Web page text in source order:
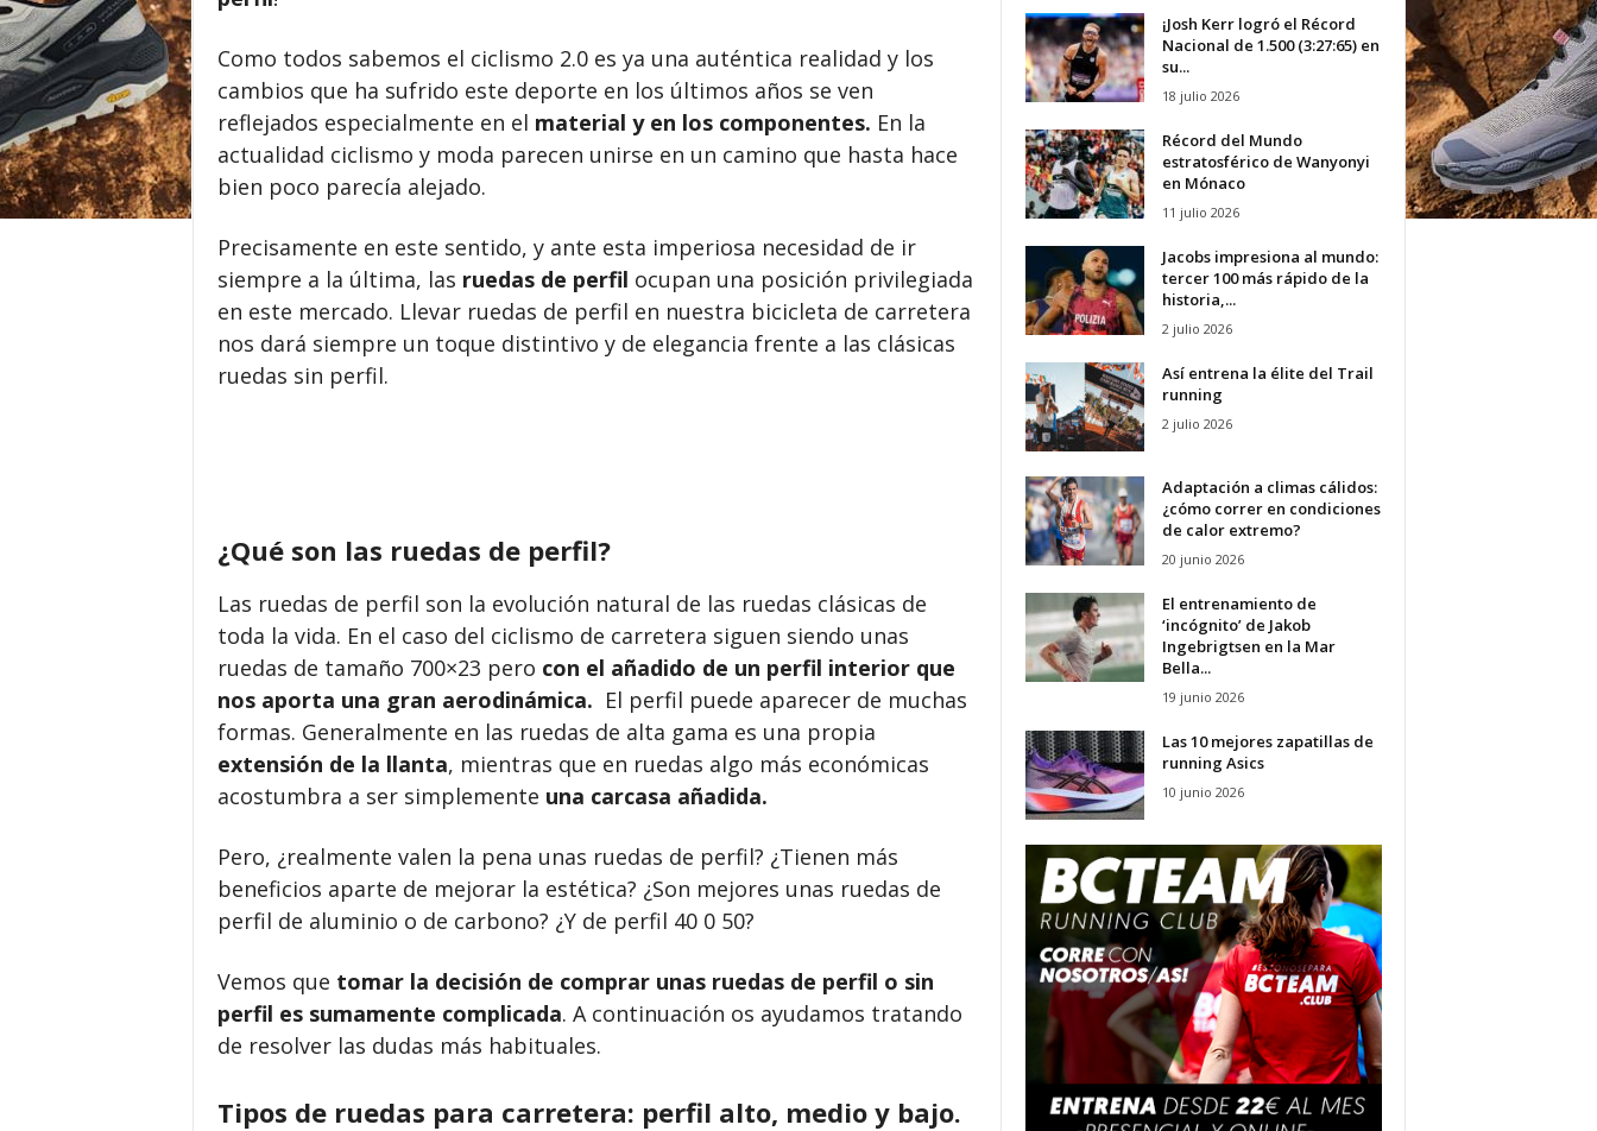
Como todos sabemos el ciclismo 2.0 es ya una auténtica realidad y los
cambios que ha sufrido este deporte en los últimos años se ven
reflejados especialmente en el material y en los componentes. En la
actualidad ciclismo y moda parecen unirse en un camino que hasta hace
bien poco parecía alejado.
Precisamente en este sentido, y ante esta imperiosa necesidad de ir
siempre a la última, las ruedas de perfil ocupan una posición privilegiada
en este mercado. Llevar ruedas de perfil en nuestra bicicleta de carretera
nos dará siempre un toque distintivo y de elegancia frente a las clásicas
ruedas sin perfil.
¿Qué son las ruedas de perfil?
Las ruedas de perfil son la evolución natural de las ruedas clásicas de
toda la vida. En el caso del ciclismo de carretera siguen siendo unas
ruedas de tamaño 700×23 pero con el añadido de un perfil interior que
nos aporta una gran aerodinámica. El perfil puede aparecer de muchas
formas. Generalmente en las ruedas de alta gama es una propia
extensión de la llanta, mientras que en ruedas algo más económicas
acostumbra a ser simplemente una carcasa añadida.
Pero, ¿realmente valen la pena unas ruedas de perfil? ¿Tienen más
beneficios aparte de mejorar la estética? ¿Son mejores unas ruedas de
perfil de aluminio o de carbono? ¿Y de perfil 40 0 50?
Vemos que tomar la decisión de comprar unas ruedas de perfil o sin
perfil es sumamente complicada. A continuación os ayudamos tratando
de resolver las dudas más habituales.
Tipos de ruedas para carretera: perfil alto, medio y bajo.
¡Josh Kerr logró el Récord
Nacional de 1.500 (3:27:65) en
su...
18 julio 2026
Récord del Mundo
estratosférico de Wanyonyi
en Mónaco
11 julio 2026
Jacobs impresiona al mundo:
tercer 100 más rápido de la
historia,...
2 julio 2026
Así entrena la élite del Trail
running
2 julio 2026
Adaptación a climas cálidos:
¿cómo correr en condiciones
de calor extremo?
20 junio 2026
El entrenamiento de
‘incógnito’ de Jakob
Ingebrigtsen en la Mar
Bella...
19 junio 2026
Las 10 mejores zapatillas de
running Asics
10 junio 2026